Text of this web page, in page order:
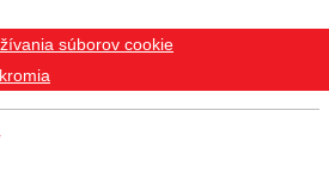
súborov cookie